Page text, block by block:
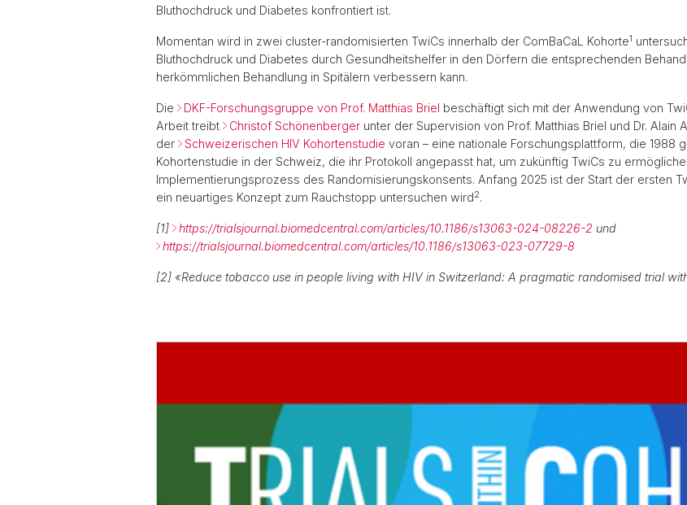
Bluthochdruck und Diabetes konfrontiert ist.
Momentan wird in zwei cluster-randomisierten TwiCs innerhalb der ComBaCaL Kohorte1
Bluthochdruck und Diabetes durch Gesundheitshelfer in den Dörfern die entsprechenden
herkömmlichen Behandlung in Spitälern verbessern kann.
Die DKF-Forschungsgruppe von Prof. Matthias Briel beschäftigt sich mit der Anwendung von
Arbeit treibt
Christof Schönenberger unter der Supervision von Prof. Matthias Briel und Dr.
der
Schweizerischen HIV Kohortenstudie voran – eine nationale Forschungsplattform, die 1988
Kohortenstudie in der Schweiz, die ihr Protokoll angepasst hat, um zukünftig TwiCs zu
Implementierungsprozess des Randomisierungskonsents. Anfang 2025 ist der Start der ersten
ein neuartiges Konzept zum Rauchstopp untersuchen wird2.
[1] https://trialsjournal.biomedcentral.com/articles/10.1186/s13063-024-08226-2 und
https://trialsjournal.biomedcentral.com/articles/10.1186/s13063-023-07729-8
[2] «Reduce tobacco use in people living with HIV in Switzerland: A pragmatic randomised trial